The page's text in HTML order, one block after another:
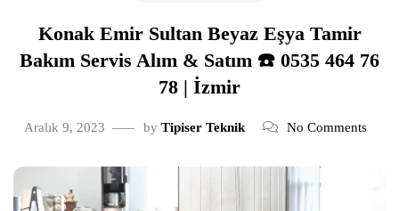
Konak Emir Sultan Beyaz Eşya Tamir
Bakım Servis Alım & Satım ☎️ 0535 464 76
78 | İzmir
Aralık 9, 2023 by Tipiser Teknik No Comments